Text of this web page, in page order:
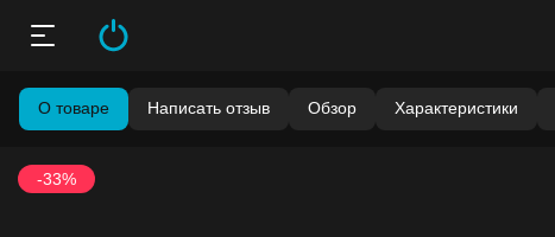
О товаре Написать отзыв Обзор Характеристики
-33%